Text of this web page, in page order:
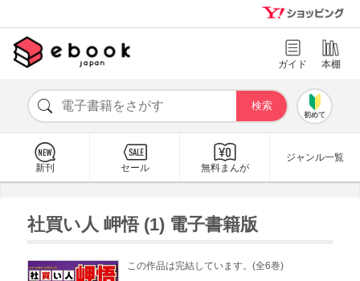
ガイド 本棚
初めて
新刊 セール 無料まんが
ジャンル一覧
社買い人 岬悟 (1) 電子書籍版
この作品は完結しています。(全6巻)